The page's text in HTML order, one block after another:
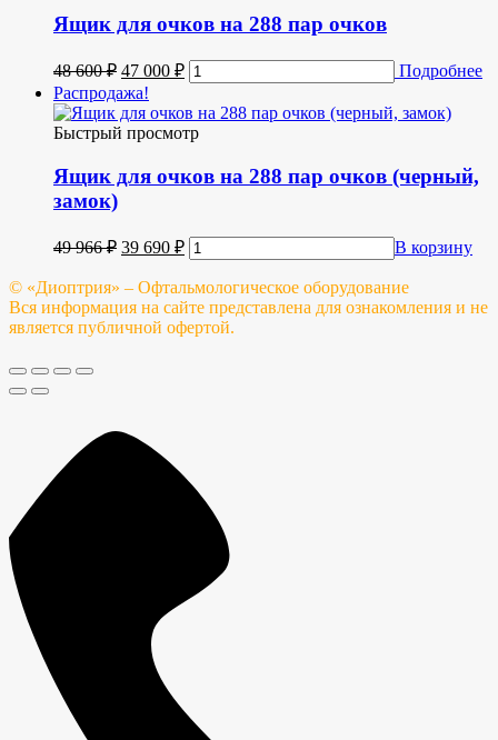
Ящик для очков на 288 пар очков
48 600₽ 47 000 ₽
Подробнее
Распродажа!
Быстрый просмотр
Ящик для очков на 288 пар очков (черный,
замок)
49 966₽ 39 690 ₽ В корзину
© «Диоптрия» – Офтальмологическое оборудование
Вся информация на сайте представлена для ознакомления и не
является публичной офертой.